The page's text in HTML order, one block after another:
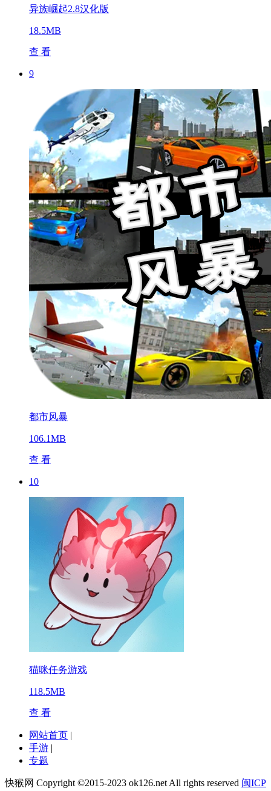
异族崛起2.8汉化版
18.5MB
查 看
9
都市风暴
106.1MB
查 看
10
猫咪任务游戏
118.5MB
查 看
网站首页 |
手游 |
专题
快猴网 Copyright ©2015-2023 ok126.net All rights reserved 闽ICP